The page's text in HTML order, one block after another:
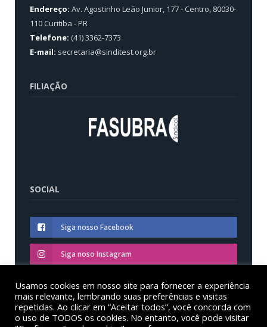
Endereço: Av. Agostinho Leão Junior, 177 - Centro, 80030-
110 Curitiba - PR
Telefone: (41) 3362-7373
E-mail: secretaria@sinditest.org.br
FILIAÇÃO
SOCIAL
Siga nosso Facebook
Siga noso Instagram
Siga nosso YouTube
Usamos cookies em nosso site para fornecer a experiência
mais relevante, lembrando suas preferências e visitas
repetidas. Ao clicar em “Aceitar todos”, você concorda com
o uso de TODOS os cookies. No entanto, você pode visitar